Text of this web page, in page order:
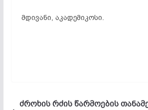
მდივანი, აკადემიკოსი.
ძროხის რძის წარმოების